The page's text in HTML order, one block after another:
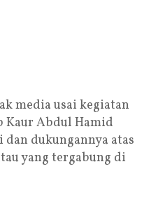
media usai kegiatan
Kaur Abdul Hamid
dukungannya atas
yang tergabung di